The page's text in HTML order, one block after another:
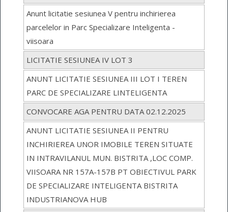
Anunt licitatie sesiunea V pentru inchirierea
parcelelor in Parc Specializare Inteligenta -
viisoara
LICITATIE SESIUNEA IV LOT 3
ANUNT LICITATIE SESIUNEA III LOT I TEREN
PARC DE SPECIALIZARE LINTELIGENTA
CONVOCARE AGA PENTRU DATA 02.12.2025
ANUNT LICITATIE SESIUNEA II PENTRU
INCHIRIEREA UNOR IMOBILE TEREN SITUATE
IN INTRAVILANUL MUN. BISTRITA ,LOC COMP.
VIISOARA NR 157A-157B PT OBIECTIVUL PARK
DE SPECIALIZARE INTELIGENTA BISTRITA
INDUSTRIANOVA HUB